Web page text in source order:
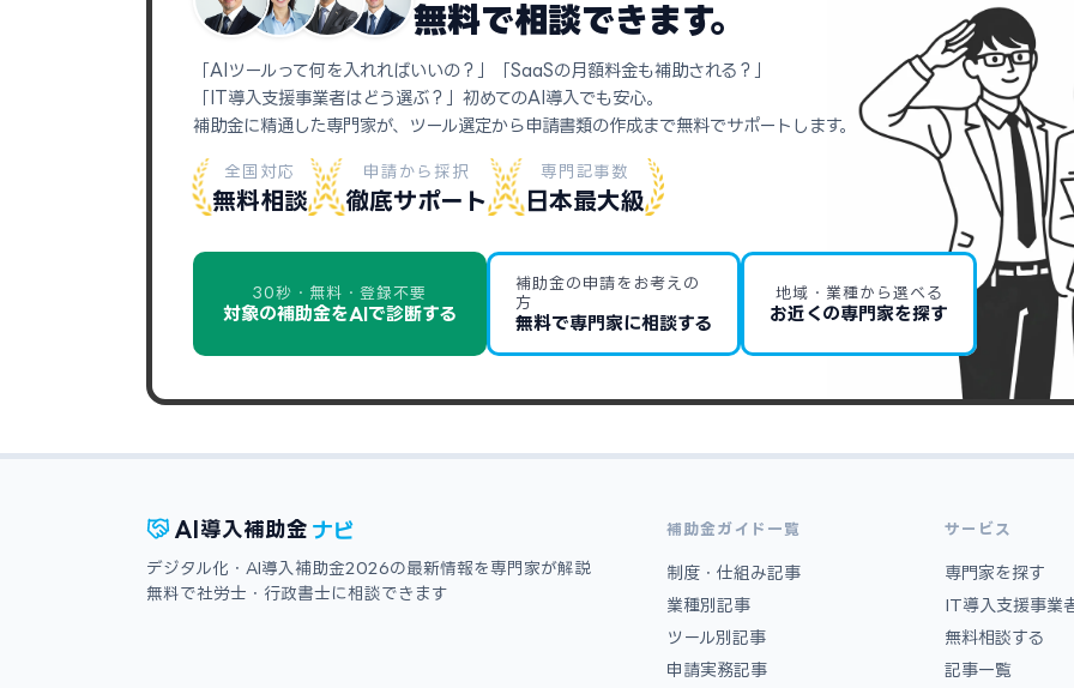
無料で相談できます。
「AIツールって何を入れればいいの？」「SaaSの月額料金も補助される？」
「IT導入支援事業者はどう選ぶ？」初めてのAI導入でも安心。
補助金に精通した専門家が、ツール選定から申請書類の作成まで無料でサポートします。
全国対応
無料相談
申請から採択
徹底サポート
専門記事数
日本最大級
30秒・無料・登録不要
対象の補助金をAIで診断する
補助金の申請をお考えの
方
無料で専門家に相談する
地域・業種から選べる
お近くの専門家を探す
AI 導入補助金 ナビ
デジタル化・AI導入補助金2026の最新情報を専門家が解説
無料で社労士・行政書士に相談できます
補助金ガイド一覧
制度・仕組み記事
業種別記事
ツール別記事
申請実務記事
サービス
専門家を探す
IT導入支援事業
無料相談する
記事一覧